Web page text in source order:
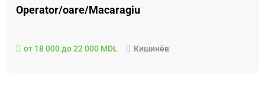
Operator/oare/Macaragiu
от 18 000 до 22 000 MDL Кишинёв